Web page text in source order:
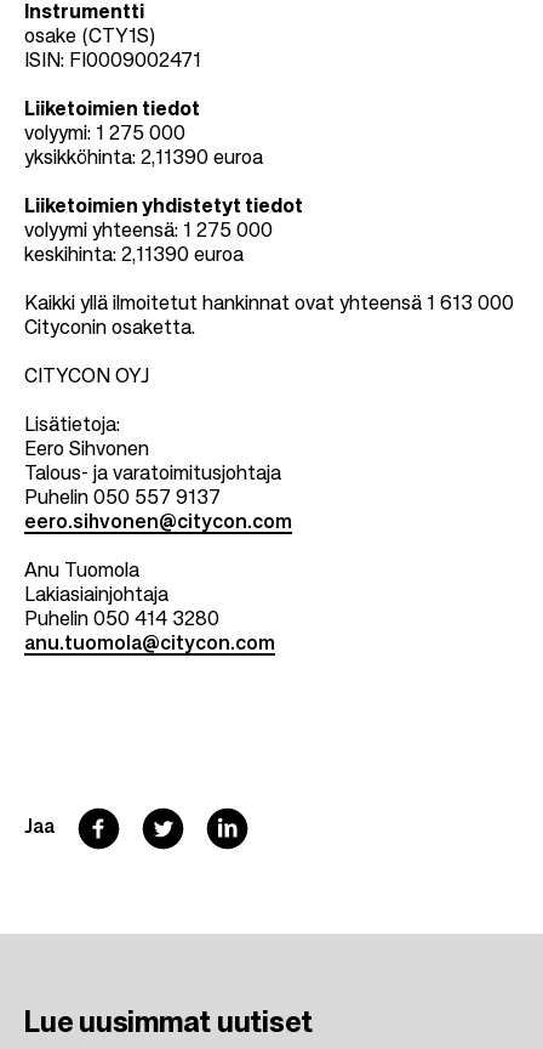
Instrumentti
osake (CTY1S)
ISIN: FI0009002471
Liiketoimien tiedot
volyymi: 1 275 000
yksikköhinta: 2,11390 euroa
Liiketoimien yhdistetyt tiedot
volyymi yhteensä: 1 275 000
keskihinta: 2,11390 euroa
Kaikki yllä ilmoitetut hankinnat ovat yhteensä 1 613 000
Cityconin osaketta.
CITYCON OYJ
Lisätietoja:
Eero Sihvonen
Talous- ja varatoimitusjohtaja
Puhelin 050 557 9137
eero.sihvonen@citycon.com
Anu Tuomola
Lakiasiainjohtaja
Puhelin 050 414 3280
anu.tuomola@citycon.com
Jaa F
o
T
e
L
d
Lue uusimmat uutiset